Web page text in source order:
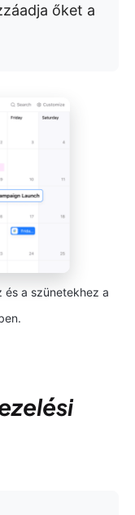
őket a
és a szünetekhez a